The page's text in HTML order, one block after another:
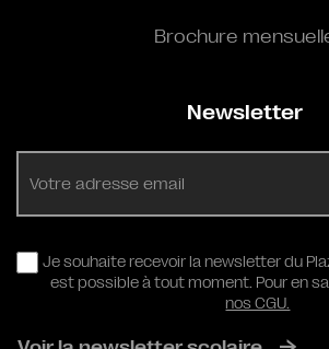
Brochure
Newsletter
RGPD
Je souhaite recevoir la newsletter du
est possible à tout moment. Pour en
nos CGU.